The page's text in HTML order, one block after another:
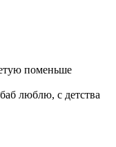
поменьше
люблю, с детства